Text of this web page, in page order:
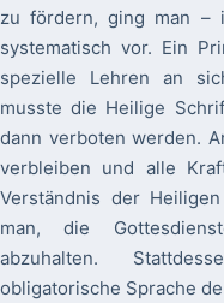
zu fördern, ging man –
systematisch vor. Ein
spezielle Lehren an
musste die Heilige
dann verboten werden.
verbleiben und alle
Verständnis der
man, die
abzuhalten.
obligatorische Sprache